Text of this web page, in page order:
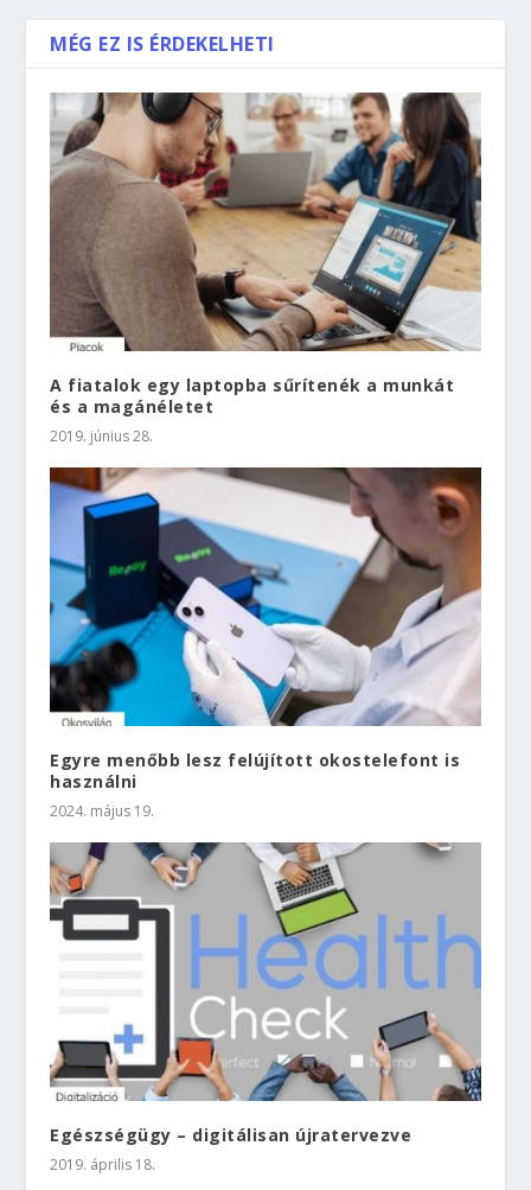
MÉG EZ IS ÉRDEKELHETI
A fiatalok egy laptopba sűrítenék a munkát
és a magánéletet
2019. június 28.
Egyre menőbb lesz felújított okostelefont is
használni
2024. május 19.
Egészségügy – digitálisan újratervezve
2019. április 18.